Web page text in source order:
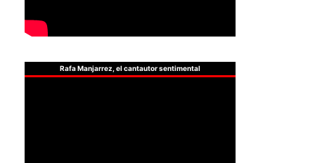
Rafa Manjarrez, el cantautor sentimental